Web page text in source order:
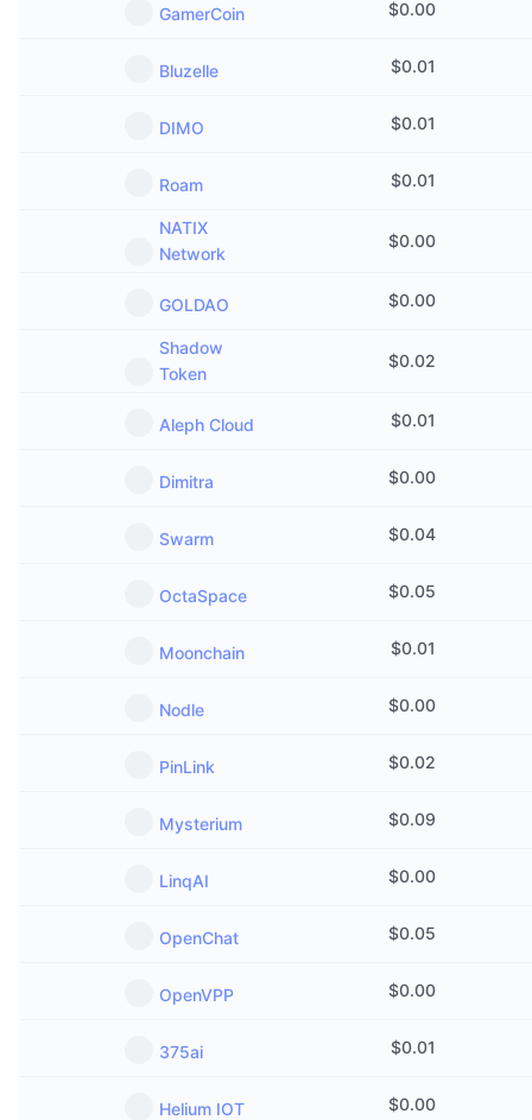
GamerCoin $0.00
Bluzelle $0.01
DIMO $0.01
Roam $0.01
NATIX
Network
$0.00
GOLDAO $0.00
Shadow
Token
$0.02
Aleph Cloud $0.01
Dimitra $0.00
Swarm $0.04
OctaSpace $0.05
Moonchain $0.01
Nodle $0.00
PinLink $0.02
Mysterium $0.09
LinqAI $0.00
OpenChat $0.05
OpenVPP $0.00
375ai $0.01
Helium IOT $0.00